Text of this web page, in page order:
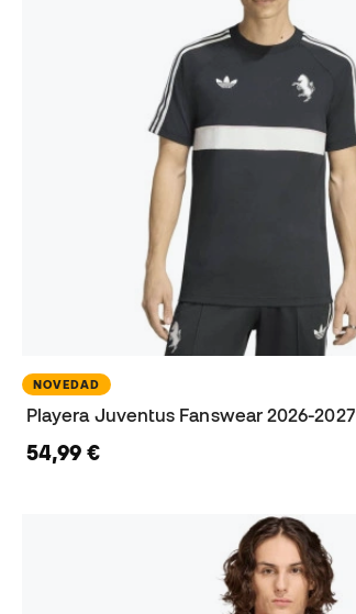
NOVEDAD
Playera Juventus Fanswear 2026-2027
54,99 €